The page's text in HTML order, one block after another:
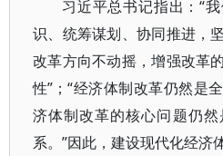
习近平总书记指出：“
识、统筹谋划、协同推进，
改革方向不动摇，增强改革
性”；“经济体制改革仍然是
济体制改革的核心问题仍
系。”因此，建设现代化经济